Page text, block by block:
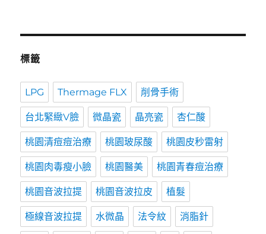
標籤
LPG Thermage FLX 削骨手術
台北緊緻V臉 微晶瓷 晶亮瓷 杏仁酸
桃園清痘痘治療 桃園玻尿酸 桃園皮秒雷射
桃園肉毒瘦小臉 桃園醫美 桃園青春痘治療
桃園音波拉提 桃園音波拉皮 植髮
極線音波拉提 水微晶 法令紋 消脂針